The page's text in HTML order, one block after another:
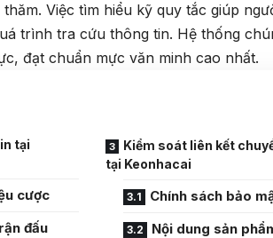
Việc tìm hiểu kỹ quy tắc giúp
trình tra cứu thông tin. Hệ thống
đạt chuẩn mực văn minh cao nhất.
tại
cược
đấu
Kiểm soát liên kết
tại Keonhacai
Chính sách bảo
Nội dung sản